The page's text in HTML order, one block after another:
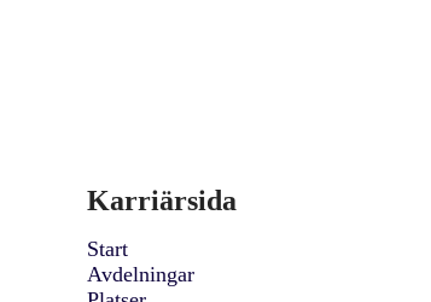
Karriärsida
Start
Avdelningar